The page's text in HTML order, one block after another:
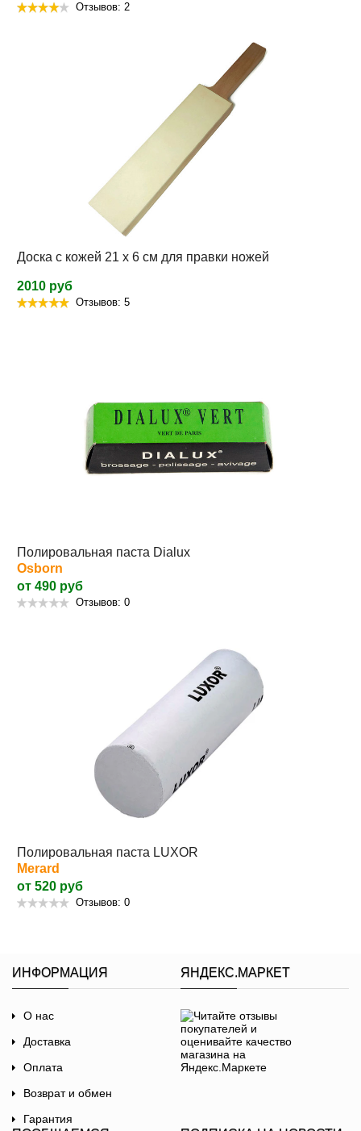
Отзывов: 2
Доска с кожей 21 x 6 см для правки ножей
2010 руб
Отзывов: 5
Полировальная паста Dialux
Osborn
от 490 руб
Отзывов: 0
Полировальная паста LUXOR
Merard
от 520 руб
Отзывов: 0
ИНФОРМАЦИЯ
О нас
Доставка
Оплата
Возврат и обмен
Гарантия
ЯНДЕКС.МАРКЕТ